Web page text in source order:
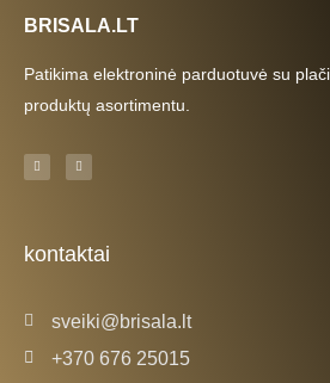
BRISALA.LT
Patikima elektroninė parduotuvė su
produktų asortimentu.
F
a
c
-
f
I
n
s
m
kontaktai
sveiki@brisala.lt
+370 676 25015